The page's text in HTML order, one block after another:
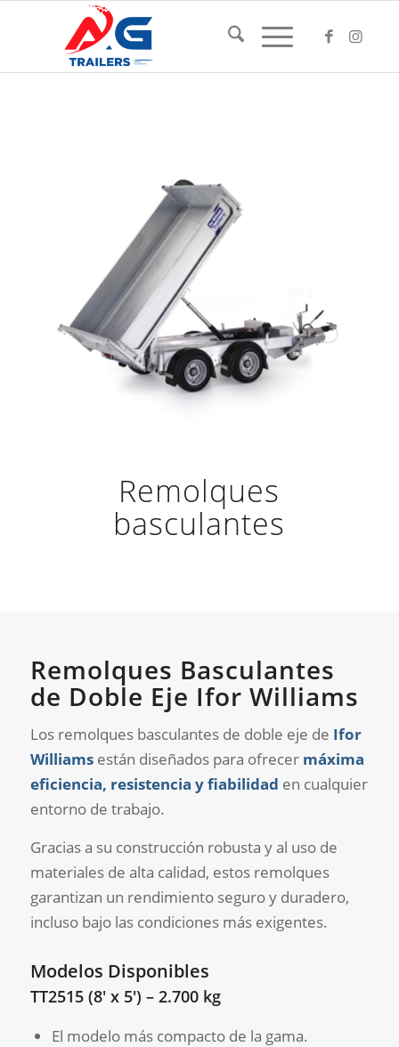
Remolques
basculantes
Remolques Basculantes
de Doble Eje Ifor Williams
Los remolques basculantes de doble eje de Ifor
Williamsestán diseñados para ofrecer máxima
eficiencia, resistencia y fiabilidad en cualquier
entorno de trabajo.
Gracias a su construcción robusta y al uso de
materiales de alta calidad, estos remolques
garantizan un rendimiento seguro y duradero,
incluso bajo las condiciones más exigentes.
Modelos Disponibles
TT2515 (8′ x 5′) – 2.700 kg
El modelo más compacto de la gama.